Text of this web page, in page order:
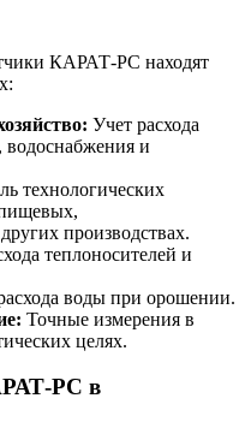
КАРАТ-РС находят
Учет расхода
водоснабжения и
технологических
производствах.
теплоносителей и
воды при орошении.
Точные измерения в
целях.
РС в